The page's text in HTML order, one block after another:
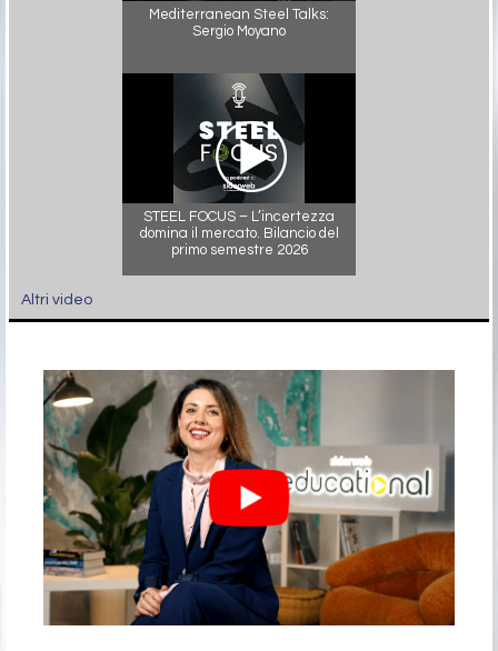
Mediterranean Steel Talks:
Sergio Moyano
STEEL FOCUS – L’incertezza
domina il mercato. Bilancio del
primo semestre 2026
Altri video